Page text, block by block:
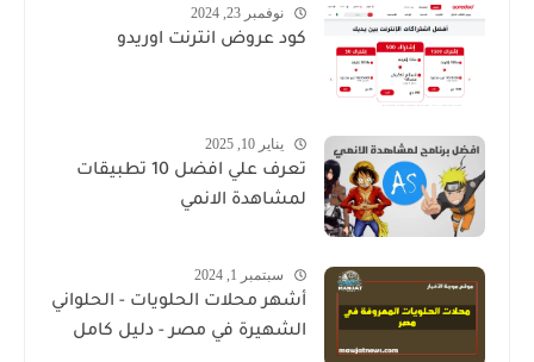
نوفمبر 23, 2024
كود عروض انترنت اوريدو
يناير 10, 2025
تعرف علي افضل 10 تطبيقات
لمشاهدة الانمي
سبتمبر 1, 2024
أشهر محلات الحلويات - الحلواني
الشهيرة في مصر - دليل كامل